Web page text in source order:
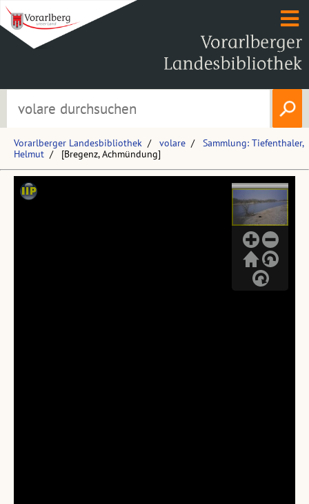
Vorarlberger Landesbibliothek volare
Sammlung: Tiefenthaler,
Helmut
[Bregenz, Achmündung]